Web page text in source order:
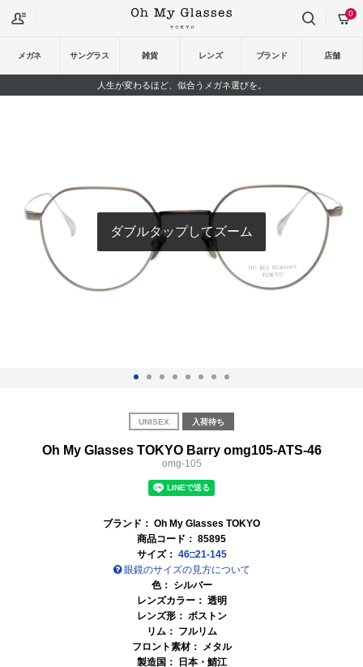
メガネ サングラス 雑貨 レンズ ブランド 店舗
0
人生が変わるほど、似合うメガネ選びを。
ダブルタップしてズーム
UNISEX 入荷待ち
Oh My Glasses TOKYO Barry omg105-ATS-46
omg-105
ブランド： Oh My Glasses TOKYO
商品コード： 85895
サイズ： 46□21-145
眼鏡のサイズの見方について
色： シルバー
レンズカラー： 透明
レンズ形： ボストン
リム： フルリム
フロント素材： メタル
製造国：
日本・鯖江